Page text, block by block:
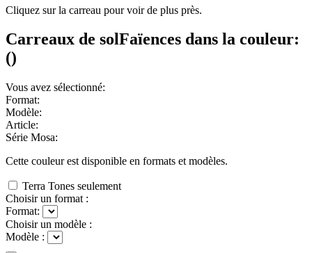
Cliquez sur la carreau pour voir de plus près.
Carreaux de solFaïences dans la couleur:
()
Vous avez sélectionné:
Format:
Modèle:
Article:
Série Mosa:
Cette couleur est disponible en formats et modèles.
Terra Tones seulement
Choisir un format :
Format:
Choisir un modèle :
Modèle :